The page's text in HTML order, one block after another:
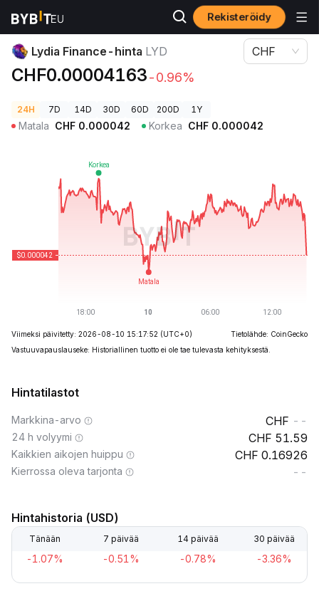
Rekisteröidy
Kryptohinnat Lydia Finance-hinta LYD
Lydia Finance-hinta LYD
CHF0.00004163-0.96%
CHF
24H 7D 14D 30D 60D 200D 1Y
Matala CHF 0.000042 Korkea CHF 0.000042
Viimeksi päivitetty: 2026-08-10 15:17:52 (UTC+0)
Tietolähde: CoinGecko
Vastuuvapauslauseke: Historiallinen tuotto ei ole tae tulevasta kehityksestä.
Hintatilastot
Markkina-arvo --
24 h volyymi 51.59
Kaikkien aikojen huippu 0.16926
Kierrossa oleva tarjonta --
Hintahistoria (USD)
Tänään 7 päivää 14 päivää 30 päivää
-1.07% -0.51% -0.78% -3.36%